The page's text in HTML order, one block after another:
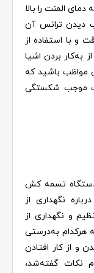
المنت را بالا
دیدن ترانس آن
و با استفاده از
به‌‌کار بردن اشیا
مواظب باشید که
موجب شکستگی
دستگاه تسمه کش
نگهداری از
و نگهداری از
هرکدام به‌درستی
و از کار افتادن
نکات گفته‌شد،